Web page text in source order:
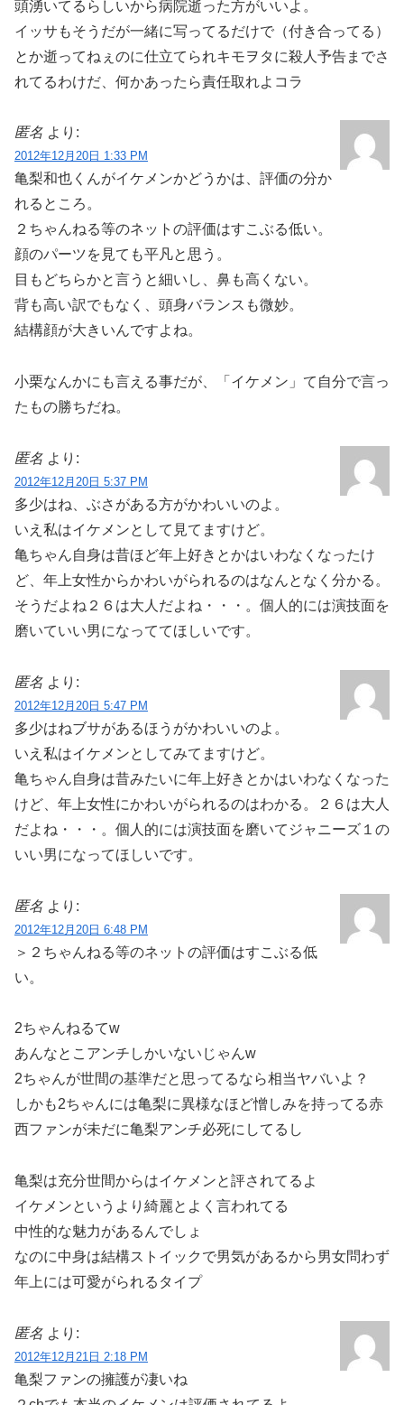
頭湧いてるらしいから病院逝った方がいいよ。
イッサもそうだが一緒に写ってるだけで（付き合ってる）
とか逝ってねぇのに仕立てられキモヲタに殺人予告までさ
れてるわけだ、何かあったら責任取れよコラ
匿名 より:
2012年12月20日 1:33 PM
亀梨和也くんがイケメンかどうかは、評価の分か
れるところ。
２ちゃんねる等のネットの評価はすこぶる低い。
顔のパーツを見ても平凡と思う。
目もどちらかと言うと細いし、鼻も高くない。
背も高い訳でもなく、頭身バランスも微妙。
結構顔が大きいんですよね。
小栗なんかにも言える事だが、「イケメン」て自分で言っ
たもの勝ちだね。
匿名 より:
2012年12月20日 5:37 PM
多少はね、ぶさがある方がかわいいのよ。
いえ私はイケメンとして見てますけど。
亀ちゃん自身は昔ほど年上好きとかはいわなくなったけ
ど、年上女性からかわいがられるのはなんとなく分かる。
そうだよね２６は大人だよね・・・。個人的には演技面を
磨いていい男になっててほしいです。
匿名 より:
2012年12月20日 5:47 PM
多少はねブサがあるほうがかわいいのよ。
いえ私はイケメンとしてみてますけど。
亀ちゃん自身は昔みたいに年上好きとかはいわなくなった
けど、年上女性にかわいがられるのはわかる。２６は大人
だよね・・・。個人的には演技面を磨いてジャニーズ１の
いい男になってほしいです。
匿名 より:
2012年12月20日 6:48 PM
＞２ちゃんねる等のネットの評価はすこぶる低
い。
2ちゃんねるてw
あんなとこアンチしかいないじゃんw
2ちゃんが世間の基準だと思ってるなら相当ヤバいよ？
しかも2ちゃんには亀梨に異様なほど憎しみを持ってる赤
西ファンが未だに亀梨アンチ必死にしてるし
亀梨は充分世間からはイケメンと評されてるよ
イケメンというより綺麗とよく言われてる
中性的な魅力があるんでしょ
なのに中身は結構ストイックで男気があるから男女問わず
年上には可愛がられるタイプ
匿名 より:
2012年12月21日 2:18 PM
亀梨ファンの擁護が凄いね